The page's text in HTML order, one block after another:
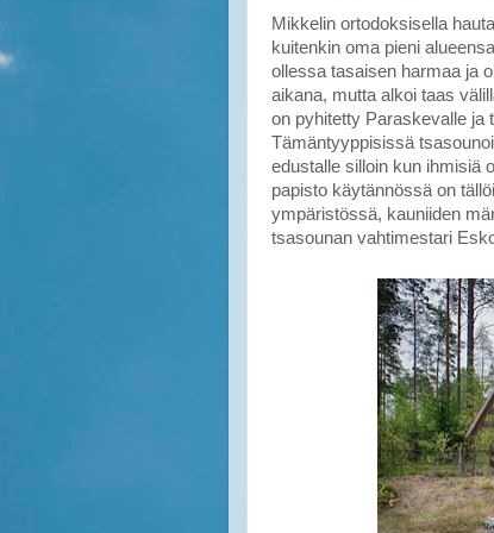
Mikkelin ortodoksisella
kuitenkin oma pieni
ollessa tasaisen harmaa ja
aikana, mutta alkoi taas
on pyhitetty Paraskevalle ja
Tämäntyyppisissä
edustalle silloin kun ihmisiä
papisto käytännössä on
ympäristössä, kauniiden
tsasounan vahtimestari